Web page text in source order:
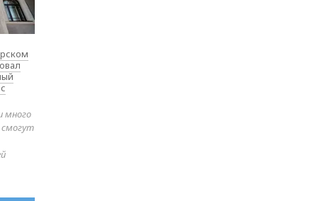
много
смогут